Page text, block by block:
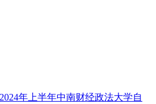
2024年上半年中南财经政法大学自